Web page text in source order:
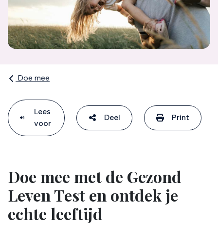
Doe mee
Lees
voor
Deel Print
Doe mee met de Gezond
Leven Test en ontdek je
echte leeftijd